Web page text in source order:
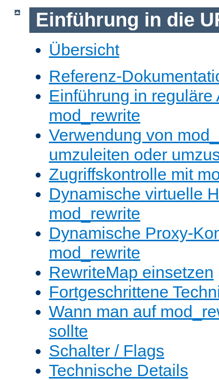
Einführung in die
Übersicht
Referenz-
Einführung in reguläre
mod_rewrite
Verwendung von
umzuleiten oder
Zugriffskontrolle mit
Dynamische virtuelle
mod_rewrite
Dynamische Proxy-
mod_rewrite
RewriteMap einsetzen
Fortgeschrittene
Wann man auf
sollte
Schalter / Flags
Technische Details